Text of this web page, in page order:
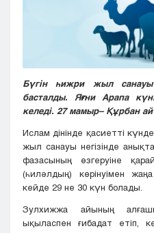
Бүгін һижри жыл
басталды. Яғни Арапа
келеді. 27 мамыр– Құрбан
Ислам дінінде қасиетті
жыл санауы негізінде
фазасының өзгеруіне
(һиләлдың) көрінуімен
кейде 29 не 30 күн болады.
Зулхижжа айының
ықыласпен ғибадат етіп,